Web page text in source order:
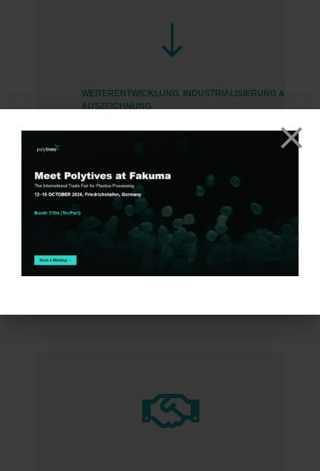
"
WEITERENTWICKLUNG, INDUSTRIALISIERUNG &
AUSZEICHNUNG
2023
Im Jahr 2023 haben wir industriell
skaliert, viele Messen besucht – unter
anderem zum ersten Mal die Fakuma –
und zum krönenden Abschluss am Ende
